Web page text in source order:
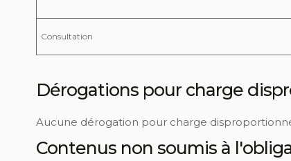
Consultation
Dérogations pour charge
Aucune dérogation pour charge
Contenus non soumis à